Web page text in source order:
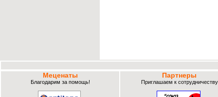
Меценаты
Благодарим за помощь!
Партнеры
Приглашаем к